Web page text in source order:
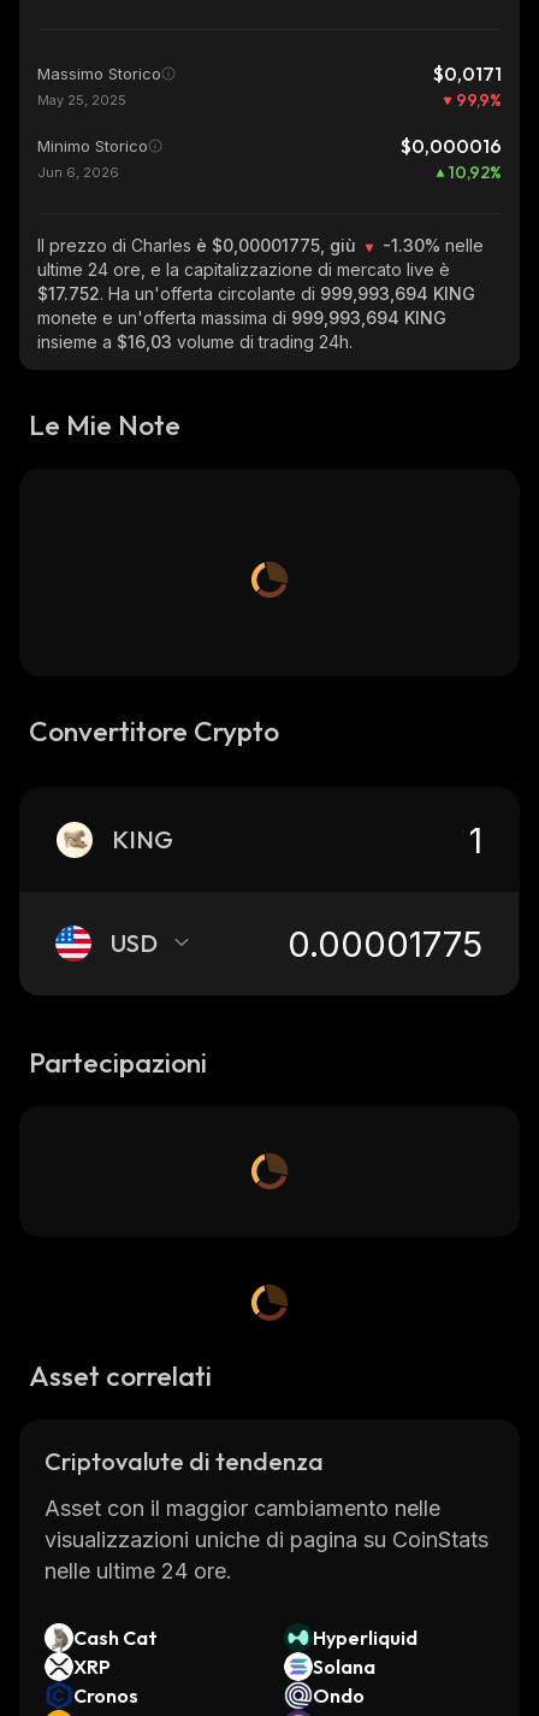
Massimo Storico $0,0171
May 25, 2025 99,9%
Minimo Storico $0,000016
Jun 6, 2026 10,92%
Il prezzo di Charles è $0,00001775, giù -1.30% nelle
ultime 24 ore, e la capitalizzazione di mercato live è
$17.752. Ha un'offerta circolante di 999,993,694 KING
monete e un'offerta massima di 999,993,694 KING
insieme a $16,03 volume di trading 24h.
Le Mie Note
Convertitore Crypto
KING
USD
Partecipazioni
Asset correlati
Criptovalute di tendenza
Asset con il maggior cambiamento nelle
visualizzazioni uniche di pagina su CoinStats
nelle ultime 24 ore.
Cash Cat
Hyperliquid
XRP
Solana
Cronos
Ondo